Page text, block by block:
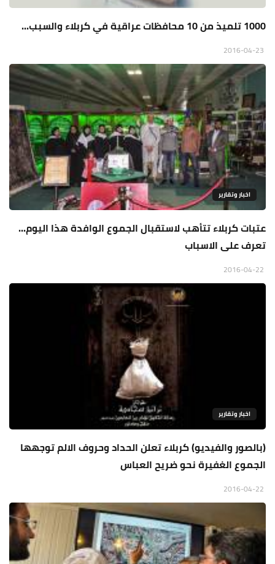
1000 تلميذ من 10 محافظات عراقية في كربلاء والسبب...
اخبار وتقارير
عتبات كربلاء تتأهب لاستقبال الجموع الوافدة هذا اليوم...
تعرف على الاسباب
اخبار وتقارير
(بالصور والفيديو) كربلاء تعلن الحداد وحروف الالم توجهها
الجموع الغفيرة نحو ضريح العباس